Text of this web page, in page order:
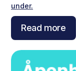
under.
Read more